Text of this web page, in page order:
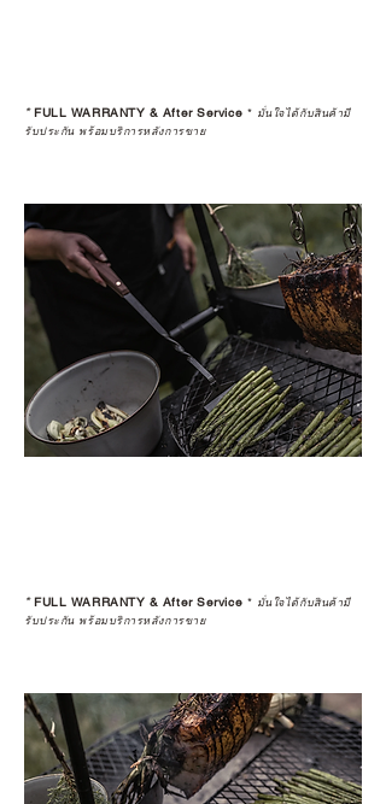
*FULL WARRANTY & After Service * มั่นใจได้กับสินค้ามี
รับประกัน พร้อมบริการหลังการขาย
*FULL WARRANTY & After Service * มั่นใจได้กับสินค้ามี
รับประกัน พร้อมบริการหลังการขาย